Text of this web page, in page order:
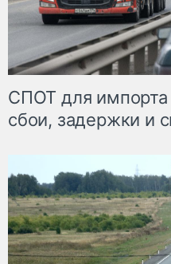
СПОТ для
сбои, задержки и